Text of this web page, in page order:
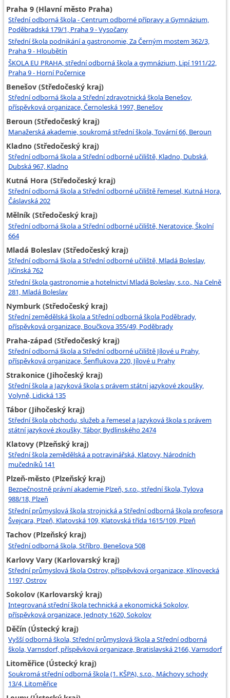
Praha 9 (Hlavní město Praha)
Střední odborná škola - Centrum odborné přípravy a Gymnázium,
Poděbradská 179/1, Praha 9 - Vysočany
Střední škola podnikání a gastronomie, Za Černým mostem 362/3,
Praha 9 - Hloubětín
ŠKOLA EU PRAHA, střední odborná škola a gymnázium, Lipí 1911/22,
Praha 9 - Horní Počernice
Benešov (Středočeský kraj)
Střední odborná škola a Střední zdravotnická škola Benešov,
příspěvková organizace, Černoleská 1997, Benešov
Beroun (Středočeský kraj)
Manažerská akademie, soukromá střední škola, Tovární 66, Beroun
Kladno (Středočeský kraj)
Střední odborná škola a Střední odborné učiliště, Kladno, Dubská,
Dubská 967, Kladno
Kutná Hora (Středočeský kraj)
Střední odborná škola a Střední odborné učiliště řemesel, Kutná Hora,
Čáslavská 202
Mělník (Středočeský kraj)
Střední odborná škola a Střední odborné učiliště, Neratovice, Školní
664
Mladá Boleslav (Středočeský kraj)
Střední odborná škola a Střední odborné učiliště, Mladá Boleslav,
Jičínská 762
Střední škola gastronomie a hotelnictví Mladá Boleslav, s.r.o., Na Celně
281, Mladá Boleslav
Nymburk (Středočeský kraj)
Střední zemědělská škola a Střední odborná škola Poděbrady,
příspěvková organizace, Boučkova 355/49, Poděbrady
Praha-západ (Středočeský kraj)
Střední odborná škola a Střední odborné učiliště Jílové u Prahy,
příspěvková organizace, Šenflukova 220, Jílové u Prahy
Strakonice (Jihočeský kraj)
Střední škola a Jazyková škola s právem státní jazykové zkoušky,
Volyně, Lidická 135
Tábor (Jihočeský kraj)
Střední škola obchodu, služeb a řemesel a Jazyková škola s právem
státní jazykové zkoušky, Tábor, Bydlinského 2474
Klatovy (Plzeňský kraj)
Střední škola zemědělská a potravinářská, Klatovy, Národních
mučedníků 141
Plzeň-město (Plzeňský kraj)
Bezpečnostně právní akademie Plzeň, s.r.o., střední škola, Tylova
988/18, Plzeň
Střední průmyslová škola strojnická a Střední odborná škola profesora
Švejcara, Plzeň, Klatovská 109, Klatovská třída 1615/109, Plzeň
Tachov (Plzeňský kraj)
Střední odborná škola, Stříbro, Benešova 508
Karlovy Vary (Karlovarský kraj)
Střední průmyslová škola Ostrov, příspěvková organizace, Klínovecká
1197, Ostrov
Sokolov (Karlovarský kraj)
Integrovaná střední škola technická a ekonomická Sokolov,
příspěvková organizace, Jednoty 1620, Sokolov
Děčín (Ústecký kraj)
Vyšší odborná škola, Střední průmyslová škola a Střední odborná
škola, Varnsdorf, příspěvková organizace, Bratislavská 2166, Varnsdorf
Litoměřice (Ústecký kraj)
Soukromá střední odborná škola (1. KŠPA), s.r.o., Máchovy schody
13/4, Litoměřice